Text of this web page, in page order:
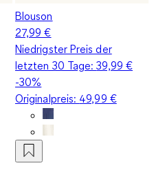
Blouson
27,99 €
Niedrigster Preis der
letzten 30 Tage:39,99 €
-30%
Originalpreis: 49,99 €